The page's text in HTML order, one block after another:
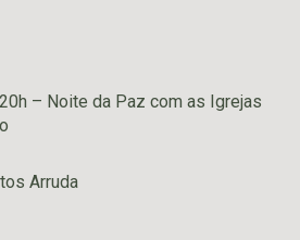
– Noite da Paz com as Igrejas
Arruda